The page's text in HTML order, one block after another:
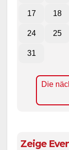
17 18
24 25
31
Die
Zeige